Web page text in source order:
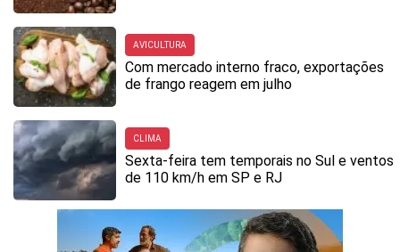
AVICULTURA
Com mercado interno fraco, exportações
de frango reagem em julho
CLIMA
Sexta-feira tem temporais no Sul e ventos
de 110 km/h em SP e RJ